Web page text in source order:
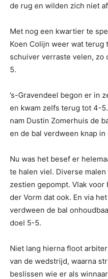
de rug en wilden zich niet
Met nog een kwartier te
Koen Colijn weer wat terug
schuiver verraste velen, zo
5.
’s-Gravendeel begon er in
en kwam zelfs terug tot 4-
nam Dustin Zomerhuis de
en de bal verdween knap in
Nu was het besef er
te halen viel. Diverse
zestien gepompt. Vlak voor
der Vorm dat ook. En via
verdween de bal
doel 5-5.
Niet lang hierna floot
van de wedstrijd, waarna
beslissen wie er als